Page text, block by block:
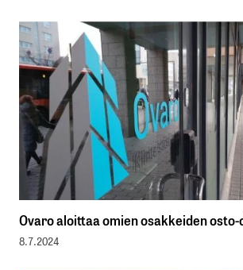
Ovaro aloittaa omien osakkeiden
8.7.2024